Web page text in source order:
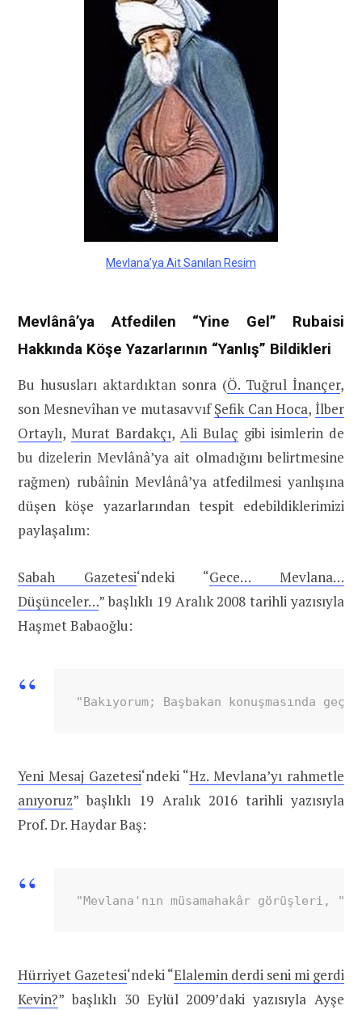
Mevlana’ya Ait Sanılan Resim
Mevlânâ’ya Atfedilen “Yine Gel” Rubaisi
Hakkında Köşe Yazarlarının “Yanlış” Bildikleri
Bu hususları aktardıktan sonra (Ö. Tuğrul İnançer,
son Mesnevîhan ve mutasavvıfŞefik Can Hoca, İlber
Ortaylı, Murat Bardakçı, Ali Bulaç gibi isimlerin de
bu dizelerin Mevlânâ’ya ait olmadığını belirtmesine
rağmen) rubâînin Mevlânâ’ya atfedilmesi yanlışına
düşen köşe yazarlarından tespit edebildiklerimizi
paylaşalım:
Sabah Gazetesi‘ndeki “Gece… Mevlana…
Düşünceler…” başlıklı 19 Aralık 2008 tarihli yazısıyla
Haşmet Babaoğlu:
"Bakıyorum; Başbakan konuşmasında
Yeni Mesaj Gazetesi‘ndeki “Hz. Mevlana’yı rahmetle
anıyoruz” başlıklı 19 Aralık 2016 tarihli yazısıyla
Prof. Dr. Haydar Baş:
"Mevlana'nın müsamahakâr görüşleri,
Hürriyet Gazetesi‘ndeki “Elalemin derdi seni mi gerdi
Kevin?” başlıklı 30 Eylül 2009’daki yazısıyla Ayşe